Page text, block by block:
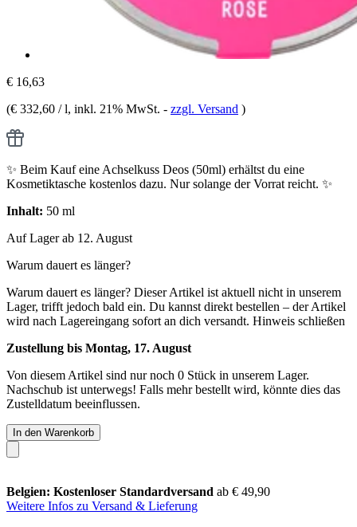
€ 16,63
(€ 332,60 / l, inkl. 21% MwSt. - zzgl. Versand )
✨ Beim Kauf eine Achselkuss Deos (50ml) erhältst du eine
Kosmetiktasche kostenlos dazu. Nur solange der Vorrat reicht. ✨
Inhalt: 50 ml
Auf Lager ab 12. August
Warum dauert es länger?
Warum dauert es länger? Dieser Artikel ist aktuell nicht in unserem
Lager, trifft jedoch bald ein. Du kannst direkt bestellen – der Artikel
wird nach Lagereingang sofort an dich versandt. Hinweis schließen
Zustellung bis Montag, 17. August
Von diesem Artikel sind nur noch 0 Stück in unserem Lager.
Nachschub ist unterwegs! Falls mehr bestellt wird, könnte dies das
Zustelldatum beeinflussen.
In den Warenkorb
Belgien: Kostenloser Standardversand ab € 49,90
Weitere Infos zu Versand & Lieferung